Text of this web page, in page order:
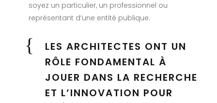
soyez un particulier, un professionnel ou
représentant d’une entité publique.
LES ARCHITECTES ONT UN
RÔLE FONDAMENTAL À
JOUER DANS LA RECHERCHE
ET L’INNOVATION POUR